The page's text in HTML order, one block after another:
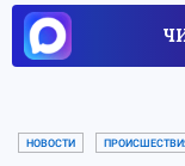
НОВОСТИ